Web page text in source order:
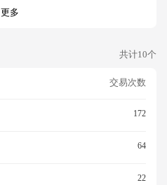
更多
共计10个
交易次数
172
64
22